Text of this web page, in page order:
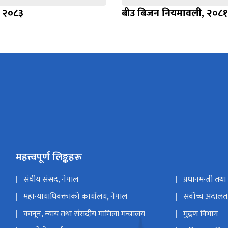
बीउ बिजन नियमावली, २०८१
महत्त्वपूर्ण लिङ्कहरू
संघीय संसद, नेपाल
प्रधानमन्त्री
महान्यायाधिवक्ताको कार्यालय, नेपाल
सर्वोच्च अदालत
कानून, न्याय तथा संसदीय मामिला मन्त्रालय
मुद्रण विभाग